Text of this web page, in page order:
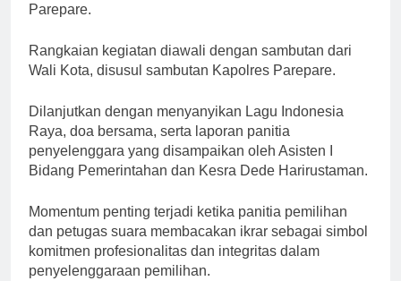
Parepare.
Rangkaian kegiatan diawali dengan sambutan dari
Wali Kota, disusul sambutan Kapolres Parepare.
Dilanjutkan dengan menyanyikan Lagu Indonesia
Raya, doa bersama, serta laporan panitia
penyelenggara yang disampaikan oleh Asisten I
Bidang Pemerintahan dan Kesra Dede Harirustaman.
Momentum penting terjadi ketika panitia pemilihan
dan petugas suara membacakan ikrar sebagai simbol
komitmen profesionalitas dan integritas dalam
penyelenggaraan pemilihan.